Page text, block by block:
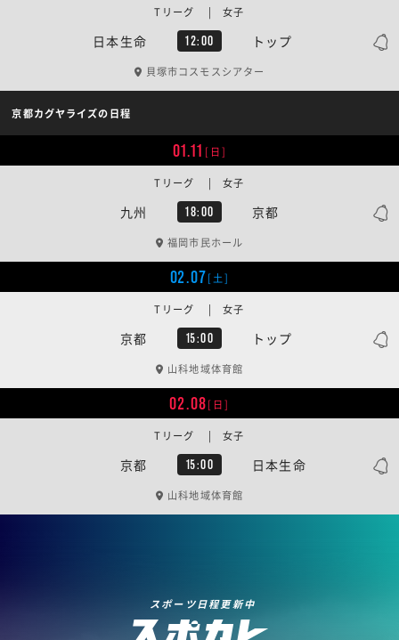
日本生命 12:00 トップ
Tリーグ | 女子
貝塚市コスモスシアター
京都カグヤライズの日程
01.11 [日]
九州 18:00 京都
Tリーグ | 女子
福岡市民ホール
02.07[土]
京都 15:00 トップ
Tリーグ | 女子
山科地域体育館
02.08[日]
京都 15:00 日本生命
Tリーグ | 女子
山科地域体育館
スポーツ日程更新中